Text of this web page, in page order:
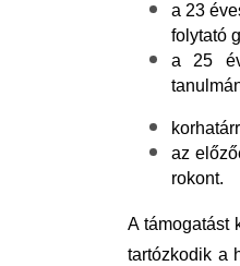
a 23
folytató
a 25
az
rokont.
A támogatást
tartózkodik a